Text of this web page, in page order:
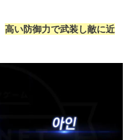
高い防御力で武装し敵に近